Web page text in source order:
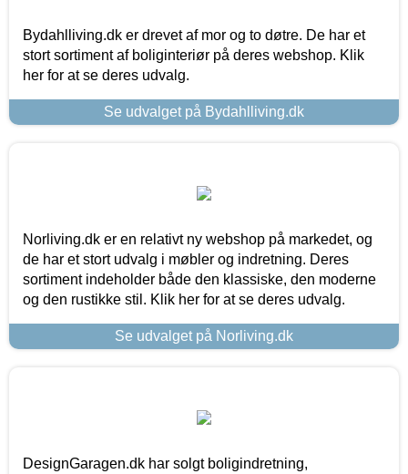
Bydahlliving.dk er drevet af mor og to døtre. De har et
stort sortiment af boliginteriør på deres webshop. Klik
her for at se deres udvalg.
Se udvalget på Bydahlliving.dk
Norliving.dk er en relativt ny webshop på markedet, og
de har et stort udvalg i møbler og indretning. Deres
sortiment indeholder både den klassiske, den moderne
og den rustikke stil. Klik her for at se deres udvalg.
Se udvalget på Norliving.dk
DesignGaragen.dk har solgt boligindretning,